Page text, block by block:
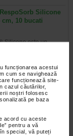
funcționarea acestui
cum se navighează
funcționează site-
cazul căutărilor,
noștri folosesc
pe baza
acord cu aceste
pentru a vă
special, vă puteți
Silicone
cm, 10 bucati
Silicone este un